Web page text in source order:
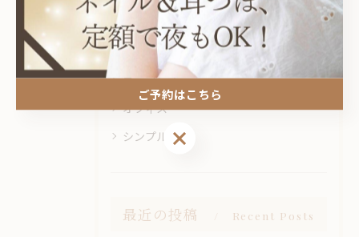
耳つぼ
プライベートサロン
ニュアンス
オフィス
シンプル
最近の投稿 Recent Posts
ご予約はこちら
ご予約はこちら